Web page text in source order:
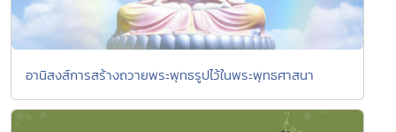
อานิสงส์การสร้างถวายพระพุทธรูปไว้ในพระพุทธศาสนา